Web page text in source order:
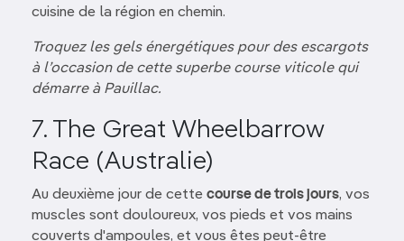
cuisine de la région en chemin.
Troquez les gels énergétiques pour des escargots
à l’occasion de cette superbe course viticole qui
démarre à Pauillac.
7. The Great Wheelbarrow
Race (Australie)
Au deuxième jour de cette course de trois jours, vos
muscles sont douloureux, vos pieds et vos mains
couverts d'ampoules, et vous êtes peut-être